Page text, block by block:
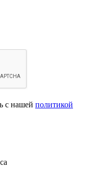
с нашей политикой